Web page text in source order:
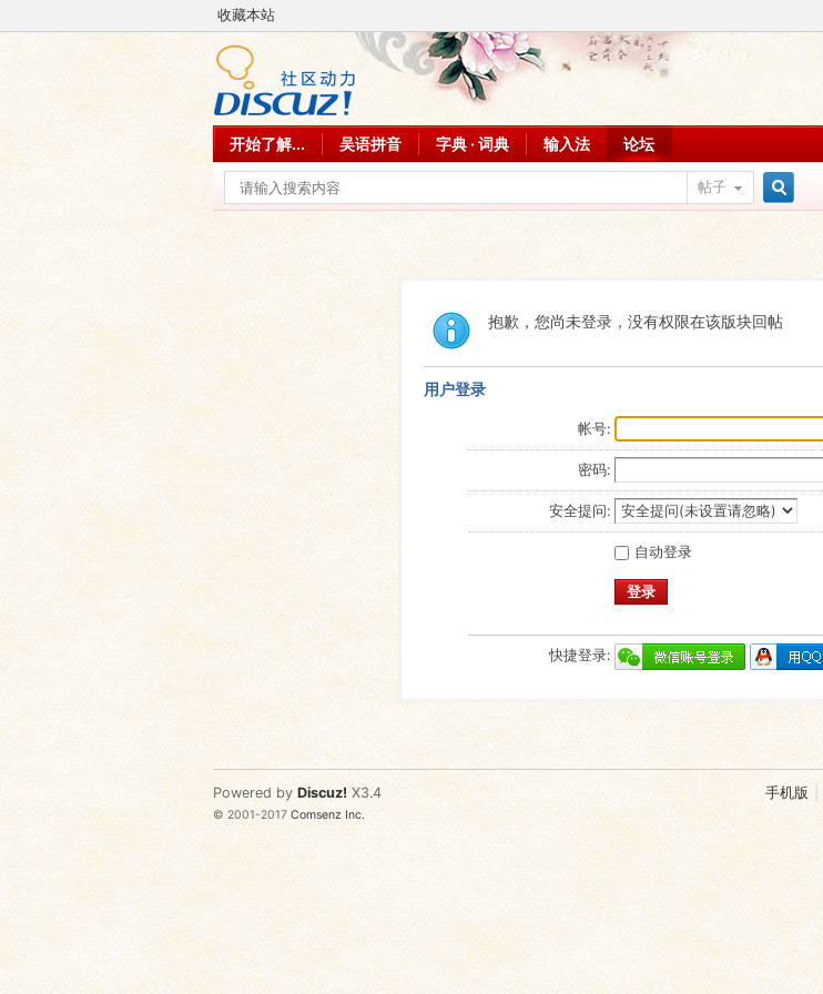
收藏本站
开始了解... 吴语拼音 字典 · 词典 输入法 论坛
帖子
索
抱歉，您尚未登录，没有权限在该版块回帖
用户登录
帐号:
密码:
安全提问:
自动登录
登录
快捷登录:
手机版
Powered by Discuz! X3.4
© 2001-2017Comsenz Inc.